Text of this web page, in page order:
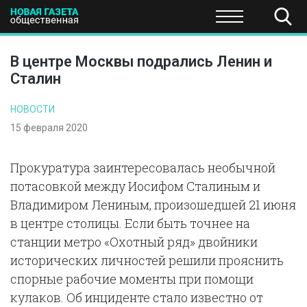
ПОЛИТИКА ЭКОНОМИКА НАУКА И
В центре Москвы подрались Ленин и
Сталин
НОВОСТИ
15 февраля 2020
Прокуратура заинтересовалась необычной
потасовкой между Иосифом Сталиным и
Владимиром Лениным, произошедшей 21 июня
в центре столицы. Если быть точнее на
станции метро «Охотный ряд» двойники
исторических личностей решили прояснить
спорные рабочие моменты при помощи
кулаков. Об инциденте стало известно от